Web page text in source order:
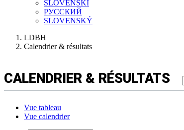
SLOVENSKI
РУССКИЙ
SLOVENSKÝ
LDBH
Calendrier & résultats
CALENDRIER & RÉSULTATS
Vue tableau
Vue calendrier